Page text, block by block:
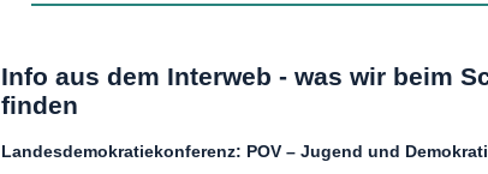
Info aus dem Interweb - was wir beim
finden
Landesdemokratiekonferenz: POV – Jugend und